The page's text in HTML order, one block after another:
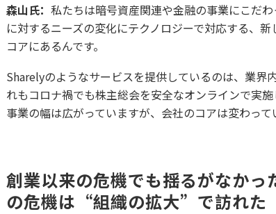
森山氏： 私たちは暗号資産関連や金融の事業にこだ
に対するニーズの変化にテクノロジーで対応する、
コアにあるんです。
Sharelyのようなサービスを提供しているのは、業界
れもコロナ禍でも株主総会を安全なオンラインで実
事業の幅は広がっていますが、会社のコアは変わって
創業以来の危機でも揺るがなか
の危機は“組織の拡大”で訪れた